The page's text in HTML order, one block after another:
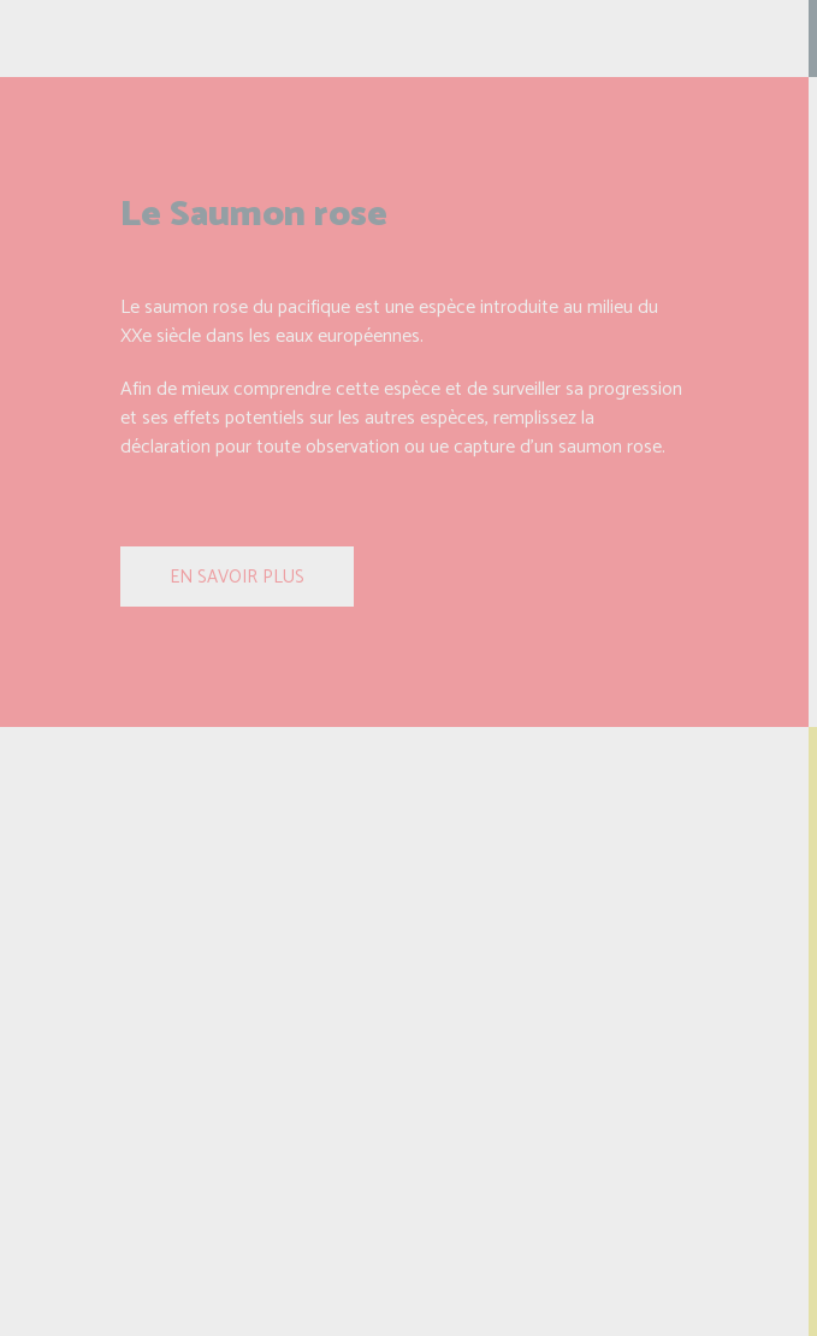
Le Saumon rose
Le saumon rose du pacifique est une espèce introduite au milieu du
XXe siècle dans les eaux européennes.
Afin de mieux comprendre cette espèce et de surveiller sa progression
et ses effets potentiels sur les autres espèces, remplissez la
déclaration pour toute observation ou ue capture d’un saumon rose.